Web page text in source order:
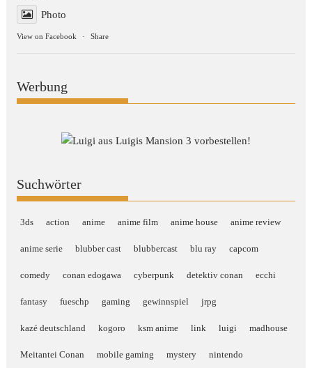
Photo
View on Facebook · Share
Werbung
Suchwörter
3ds action anime anime film anime house anime review
anime serie blubber cast blubbercast blu ray capcom
comedy conan edogawa cyberpunk detektiv conan ecchi
fantasy fueschp gaming gewinnspiel jrpg
kazé deutschland kogoro ksm anime link luigi madhouse
Meitantei Conan mobile gaming mystery nintendo